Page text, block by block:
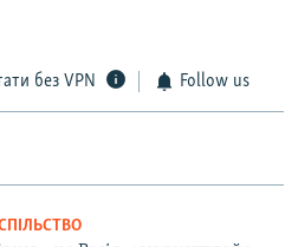
без VPN Follow us